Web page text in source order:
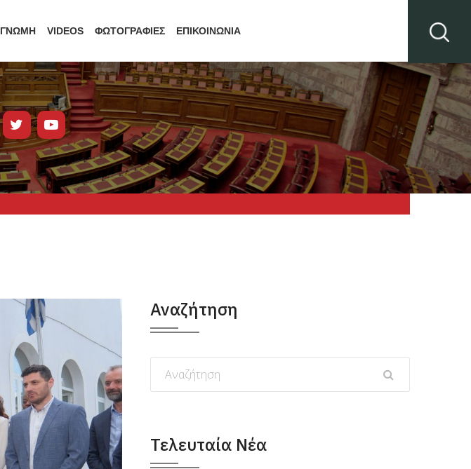
ΓΝΩΜΗ VIDEOS ΦΩΤΟΓΡΑΦΙΕΣ ΕΠΙΚΟΙΝΩΝΙΑ
Αναζήτηση
Τελευταία Νέα